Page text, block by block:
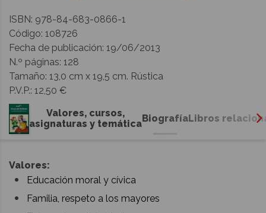
ISBN: 978-84-683-0866-1
Código: 108726
Fecha de publicación: 19/06/2013
N.º páginas: 128
Tamaño: 13,0 cm x 19,5 cm. Rústica
P.V.P.: 12,50 €
Valores, cursos,
asignaturas y temáticaBiografíaLibros
Valores:
Educación moral y cívica
Familia, respeto a los mayores